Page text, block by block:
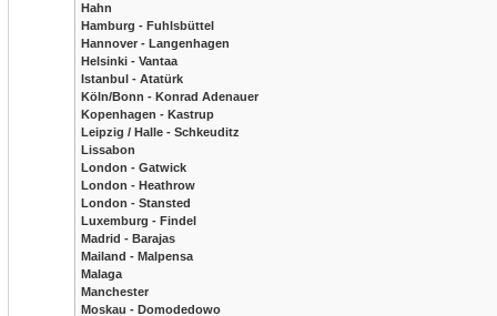
Hahn
Hamburg - Fuhlsbüttel
Hannover - Langenhagen
Helsinki - Vantaa
Istanbul - Atatürk
Köln/Bonn - Konrad Adenauer
Kopenhagen - Kastrup
Leipzig / Halle - Schkeuditz
Lissabon
London - Gatwick
London - Heathrow
London - Stansted
Luxemburg - Findel
Madrid - Barajas
Mailand - Malpensa
Malaga
Manchester
Moskau - Domodedowo